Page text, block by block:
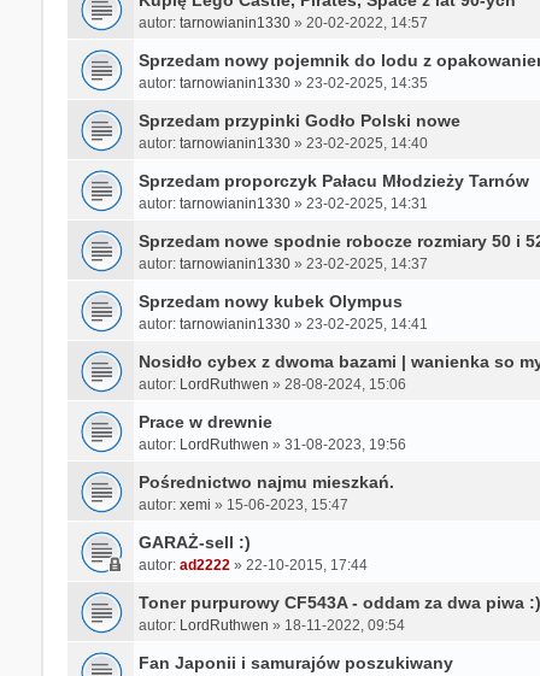
autor: tarnowianin1330» 20-02-2022, 14:57
Sprzedam nowy pojemnik do lodu z
autor: tarnowianin1330» 23-02-2025, 14:35
Sprzedam przypinki Godło Polski nowe
autor: tarnowianin1330» 23-02-2025, 14:40
Sprzedam proporczyk Pałacu Młodzieży Tarnów
autor: tarnowianin1330» 23-02-2025, 14:31
Sprzedam nowe spodnie robocze rozmiary 50 i
autor: tarnowianin1330» 23-02-2025, 14:37
Sprzedam nowy kubek Olympus
autor: tarnowianin1330» 23-02-2025, 14:41
Nosidło cybex z dwoma bazami | wanienka so
autor: LordRuthwen » 28-08-2024, 15:06
Prace w drewnie
autor: LordRuthwen » 31-08-2023, 19:56
Pośrednictwo najmu mieszkań.
autor: xemi » 15-06-2023, 15:47
GARAŻ-sell :)
autor: ad2222» 22-10-2015, 17:44
Toner purpurowy CF543A - oddam za dwa piwa :)
autor: LordRuthwen » 18-11-2022, 09:54
Fan Japonii i samurajów poszukiwany